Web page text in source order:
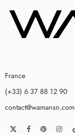
France
(+33) 6 37 88 12 90
contact@wamansn.com